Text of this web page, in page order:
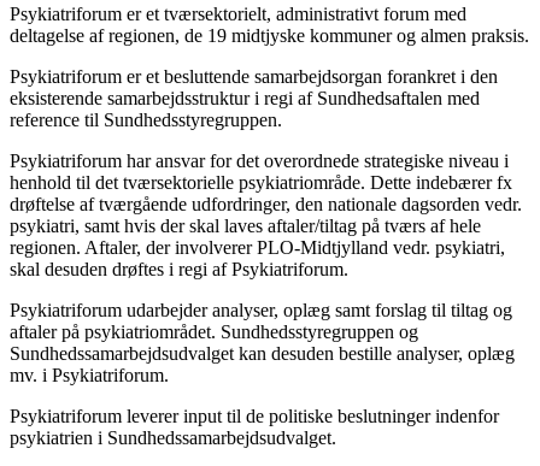
Psykiatriforum er et tværsektorielt, administrativt forum med
deltagelse af regionen, de 19 midtjyske kommuner og almen praksis.
Psykiatriforum er et besluttende samarbejdsorgan forankret i den
eksisterende samarbejdsstruktur i regi af Sundhedsaftalen med
reference til Sundhedsstyregruppen.
Psykiatriforum har ansvar for det overordnede strategiske niveau i
henhold til det tværsektorielle psykiatriområde. Dette indebærer fx
drøftelse af tværgående udfordringer, den nationale dagsorden vedr.
psykiatri, samt hvis der skal laves aftaler/tiltag på tværs af hele
regionen. Aftaler, der involverer PLO-Midtjylland vedr. psykiatri,
skal desuden drøftes i regi af Psykiatriforum.
Psykiatriforum udarbejder analyser, oplæg samt forslag til tiltag og
aftaler på psykiatriområdet. Sundhedsstyregruppen og
Sundhedssamarbejdsudvalget kan desuden bestille analyser, oplæg
mv. i Psykiatriforum.
Psykiatriforum leverer input til de politiske beslutninger indenfor
psykiatrien i Sundhedssamarbejdsudvalget.